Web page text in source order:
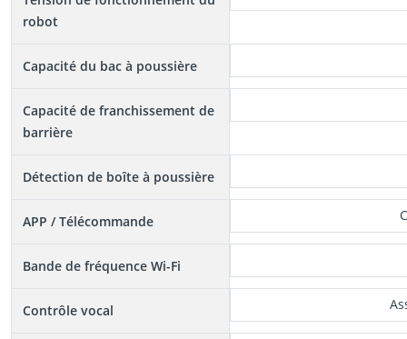
robot
Capacité du bac à poussière
Capacité de franchissement de
barrière
Détection de boîte à poussière
APP / Télécommande
Bande de fréquence Wi-Fi
Contrôle vocal